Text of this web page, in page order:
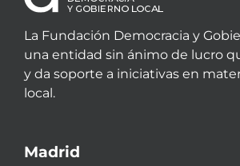
La Fundación Democracia y
una entidad sin ánimo de lucro
y da soporte a iniciativas en
local.
Madrid